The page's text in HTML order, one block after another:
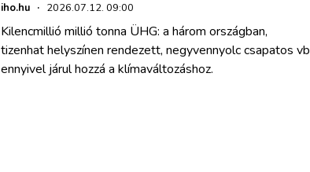
iho.hu · 2026.07.12. 09:00
Kilencmillió millió tonna ÜHG: a három országban,
tizenhat helyszínen rendezett, negyvennyolc csapatos vb
ennyivel járul hozzá a klímaváltozáshoz.